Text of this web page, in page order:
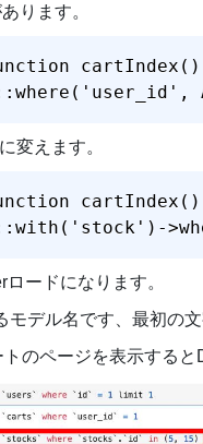
ります。
変えます。
ードになります。
デル名です、最初の文
のページを表示する